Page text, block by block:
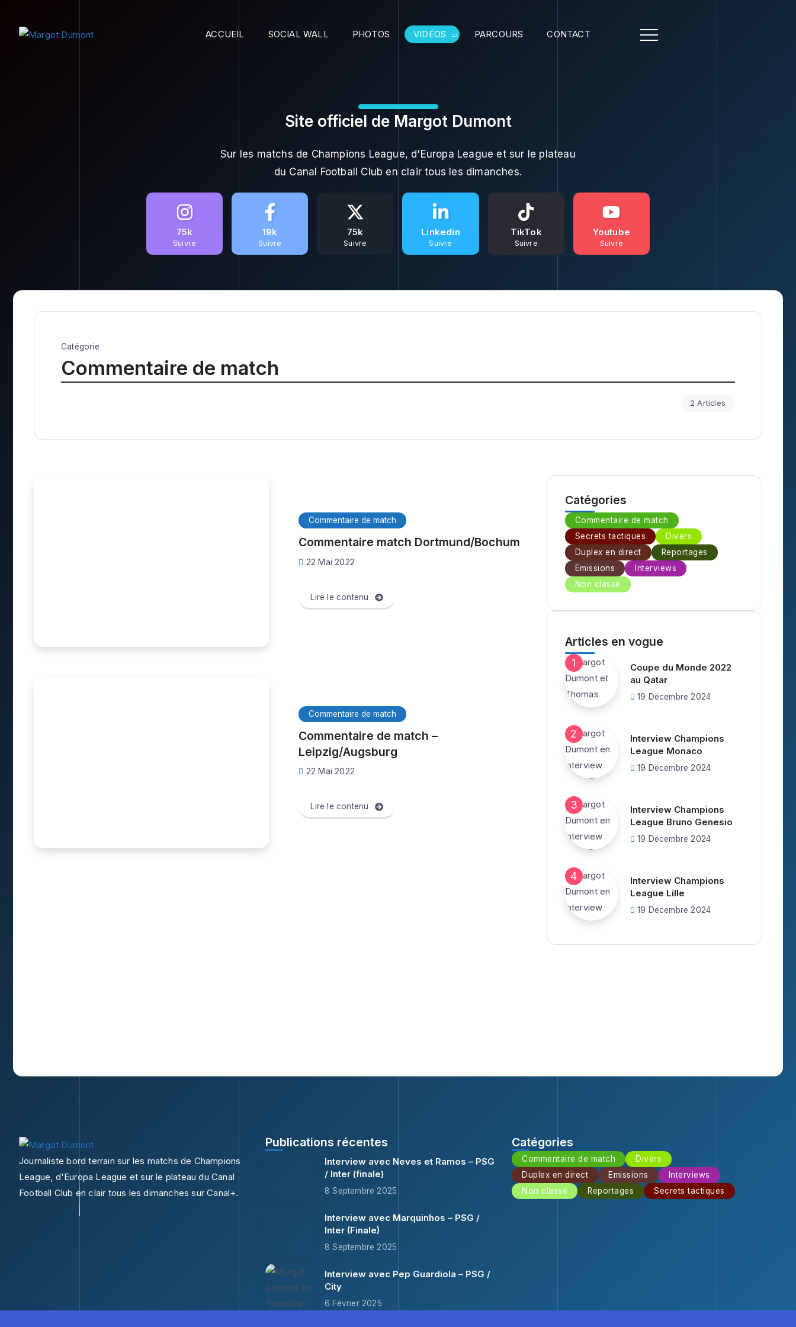
ACCUEIL SOCIAL WALL PHOTOS VIDÉOS PARCOURS CONTACT
Site officiel de Margot Dumont
Sur les matchs de Champions League, d'Europa League et sur le plateau
du Canal Football Club en clair tous les dimanches.
75k
Suivre
19k
Suivre
75k
Suivre
Linkedin
Suivre
TikTok
Suivre
Youtube
Suivre
Catégorie
Commentaire de match
2 Articles
Commentaire de match
Commentaire match Dortmund/Bochum
22 Mai 2022
Lire le contenu
Commentaire de match
Commentaire de match –
Leipzig/Augsburg
22 Mai 2022
Lire le contenu
Catégories
Commentaire de match
Secrets tactiques
Divers
Duplex en direct
Reportages
Emissions
Interviews
Non classé
Articles en vogue
Coupe du Monde 2022
au Qatar
19 Décembre 2024
Interview Champions
League Monaco
19 Décembre 2024
Interview Champions
League Bruno Genesio
19 Décembre 2024
Interview Champions
League Lille
19 Décembre 2024
Journaliste bord terrain sur les matchs de Champions
League, d'Europa League et sur le plateau du Canal
Football Club en clair tous les dimanches sur Canal+.
Publications récentes
Interview avec Neves et Ramos – PSG
/ Inter (finale)
8 Septembre 2025
Interview avec Marquinhos – PSG /
Inter (Finale)
8 Septembre 2025
Interview avec Pep Guardiola – PSG /
City
6 Février 2025
Catégories
Commentaire de match
Divers
Duplex en direct
Emissions
Interviews
Non classé
Reportages Secrets tactiques